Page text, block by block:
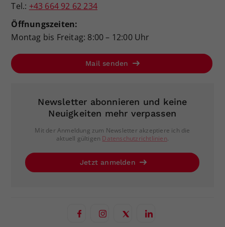
Tel.: +43 664 92 62 234
Öffnungszeiten:
Montag bis Freitag: 8:00 – 12:00 Uhr
Mail senden
Newsletter abonnieren und keine
Neuigkeiten mehr verpassen
Mit der Anmeldung zum Newsletter akzeptiere ich die
aktuell gültigen Datenschutzrichtlinien.
Jetzt anmelden